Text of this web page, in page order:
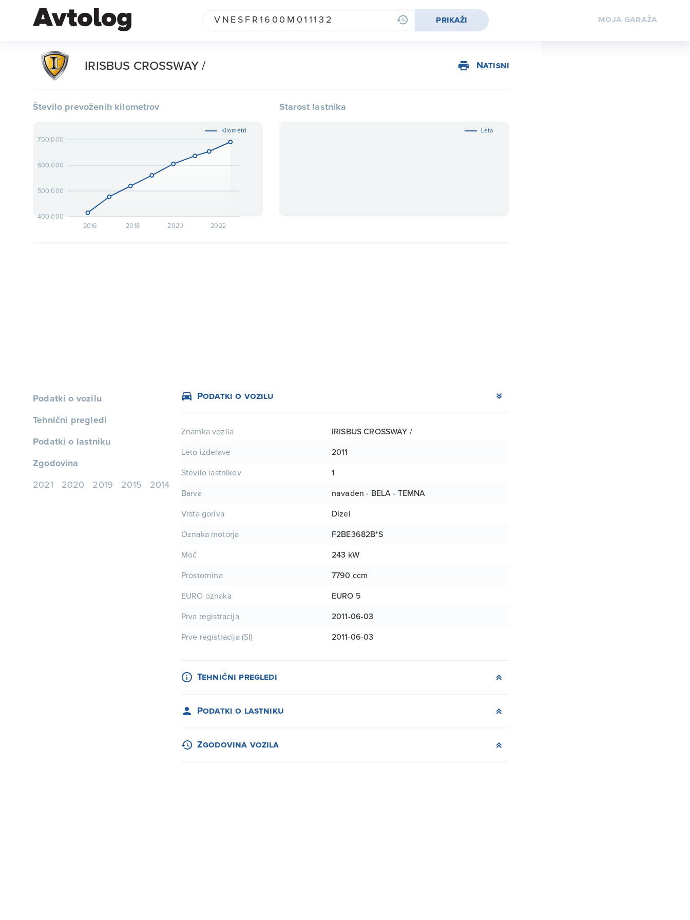
prikaži mojagaraža
IRISBUS CROSSWAY / Natisni
Število prevoženih kilometrov
Kilometri
2016 2018 2020 2022
400,000
500,000
600,000
700,000
Starost lastnika
Leta
Podatki o vozilu
Tehnični pregledi
Podatki o lastniku
Zgodovina
2021 2020 2019 2015 2014
Podatki o vozilu
Znamka vozila IRISBUS CROSSWAY /
Leto izdelave 2011
Število lastnikov 1
Barva navaden - BELA - TEMNA
Vrsta goriva Dizel
Oznaka motorja F2BE3682B*S
Moč 243 kW
Prostornina 7790 ccm
EURO oznaka EURO 5
Prva registracija 2011-06-03
Prve registracija (SI) 2011-06-03
Tehnični pregledi
Podatki o lastniku
Zgodovina vozila